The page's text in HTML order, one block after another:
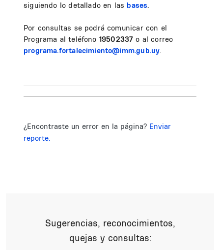
siguiendo lo detallado en las bases.
Por consultas se podrá comunicar con el
Programa al teléfono 19502337 o al correo
programa.fortalecimiento@imm.gub.uy.
¿Encontraste un error en la página? Enviar
reporte.
Sugerencias, reconocimientos,
quejas y consultas: